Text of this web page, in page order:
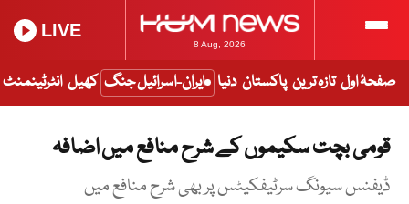
8 Aug, 2026
LIVE
صفحۂ اول تازہ ترین پاکستان دنیا ایران-اسرائیل جنگ کھیل انٹرٹینمنٹ
قومی بچت سکیموں کے شرح منافع میں اضافہ
ڈیفنس سیونگ سرٹیفکیٹس پر بھی شرح منافع میں